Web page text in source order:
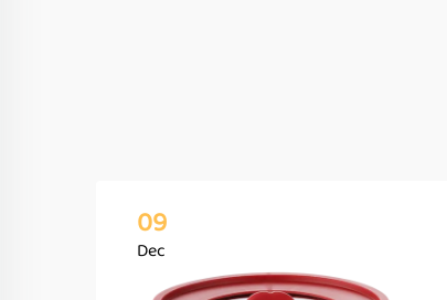
09
Dec